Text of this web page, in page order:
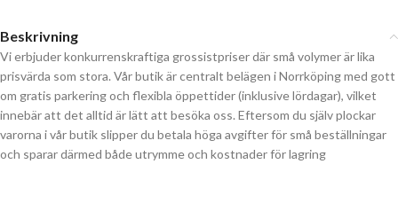
Beskrivning
Vi erbjuder konkurrenskraftiga grossistpriser där små volymer är lika
prisvärda som stora. Vår butik är centralt belägen i Norrköping med gott
om gratis parkering och flexibla öppettider (inklusive lördagar), vilket
innebär att det alltid är lätt att besöka oss. Eftersom du själv plockar
varorna i vår butik slipper du betala höga avgifter för små beställningar
och sparar därmed både utrymme och kostnader för lagring